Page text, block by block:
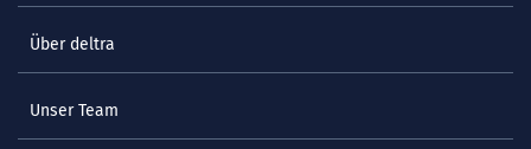
Über deltra
Unser Team